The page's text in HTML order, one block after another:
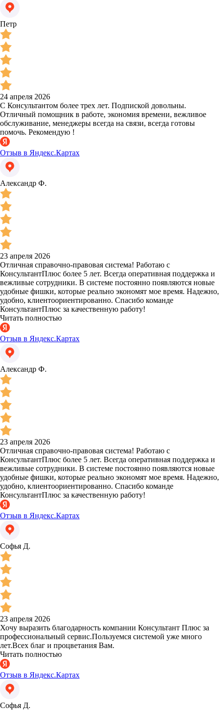
Петр
24 апреля 2026
С Консультантом более трех лет. Подпиской довольны.
Отличный помощник в работе, экономия времени, вежливое
обслуживание, менеджеры всегда на связи, всегда готовы
помочь. Рекомендую !
Отзыв в Яндекс.Картах
Александр Ф.
23 апреля 2026
Отличная справочно-правовая система! Работаю с
КонсультантПлюс более 5 лет. Всегда оперативная поддержка и
вежливые сотрудники. В системе постоянно появляются новые
удобные фишки, которые реально экономят мое время. Надежно,
удобно, клиентоориентированно. Спасибо команде
КонсультантПлюс за качественную работу!
Читать полностью
Отзыв в Яндекс.Картах
Александр Ф.
23 апреля 2026
Отличная справочно-правовая система! Работаю с
КонсультантПлюс более 5 лет. Всегда оперативная поддержка и
вежливые сотрудники. В системе постоянно появляются новые
удобные фишки, которые реально экономят мое время. Надежно,
удобно, клиентоориентированно. Спасибо команде
КонсультантПлюс за качественную работу!
Отзыв в Яндекс.Картах
Софья Д.
23 апреля 2026
Хочу выразить благодарность компании Консультант Плюс за
профессиональный сервис.Пользуемся системой уже много
лет.Всех благ и процветания Вам.
Читать полностью
Отзыв в Яндекс.Картах
Софья Д.